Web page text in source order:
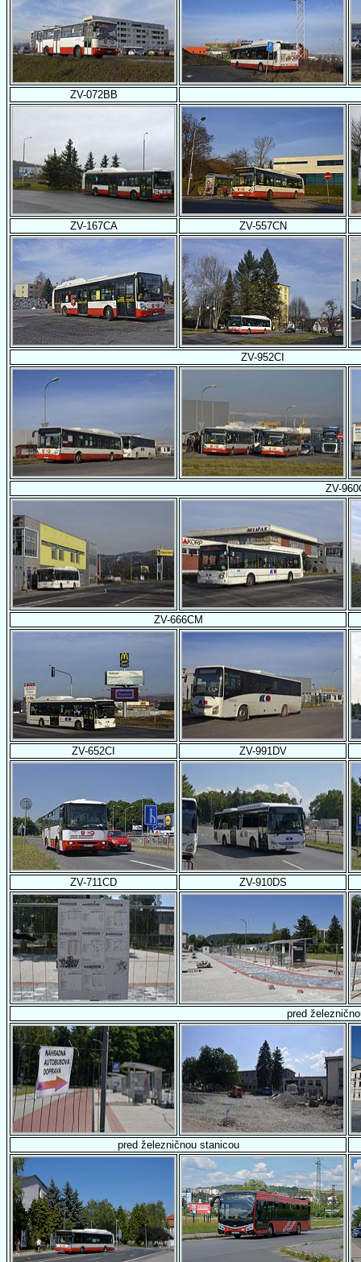
ZV-072BB
ZV-167CA ZV-557CN
ZV-952CI
ZV-
ZV-666CM
ZV-652CI ZV-991DV
ZV-711CD ZV-910DS
pred
pred železničnou stanicou